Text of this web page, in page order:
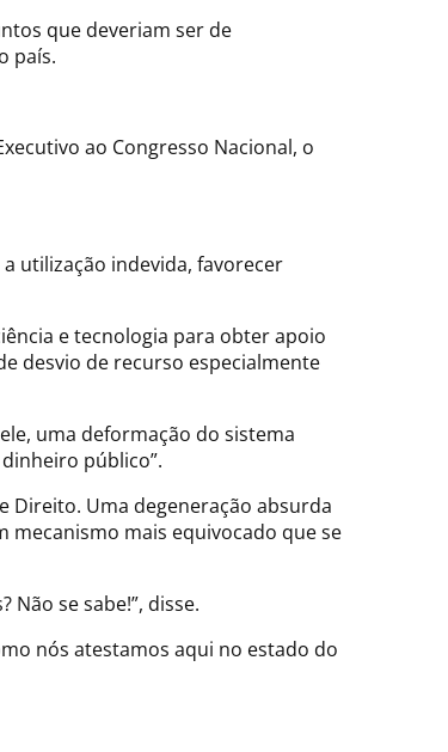
que deveriam ser de
país.
ao Congresso Nacional, o
utilização indevida, favorecer
e tecnologia para obter apoio
desvio de recurso especialmente
uma deformação do sistema
público”.
Direito. Uma degeneração absurda
mecanismo mais equivocado que se
se sabe!”, disse.
nós atestamos aqui no estado do